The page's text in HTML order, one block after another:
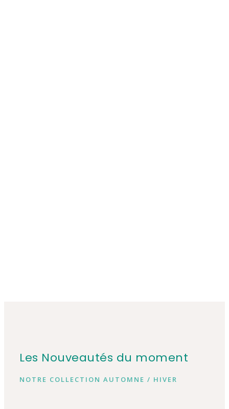
Les Nouveautés du moment
NOTRE COLLECTION AUTOMNE / HIVER